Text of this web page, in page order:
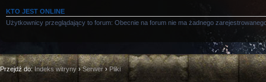
KTO JEST ONLINE
Użytkownicy przeglądający to forum: Obecnie na forum nie ma żadnego
Przejdź do:Indeks witryny›Serwer›Pliki